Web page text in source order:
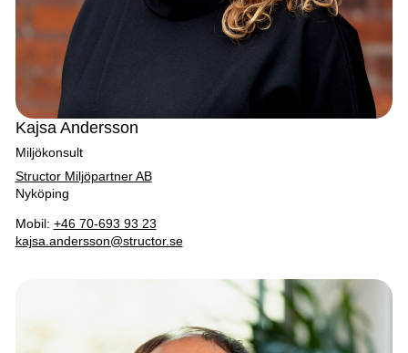
Kajsa Andersson
Miljökonsult
Structor Miljöpartner AB
Nyköping
Mobil: +46 70-693 93 23
kajsa.andersson@structor.se